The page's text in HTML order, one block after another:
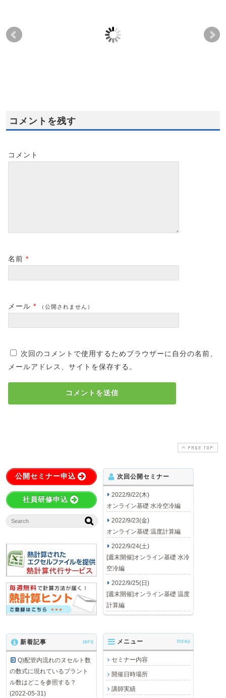
コメントを残す
コメント
名前 *
メール * （公開されません）
次回のコメントで使用するためブラウザーに自分の名前、
メールアドレス、サイトを保存する。
PAGE TOP
公開セミナー申込
社員研修申込
次回公開セミナー
2022/9/22(木)
オンライン基礎 水冷空冷編
2022/9/23(金)
オンライン基礎 温度計算編
2022/9/24(土)
[週末開催]オンライン基礎 水冷
空冷編
2022/9/25(日)
[週末開催]オンライン基礎 温度
計算編
メニュー MENU
セミナー内容
開催日時場所
講師実績
新着記事 INFO
Q)配管内流れのヌセルト数
の数式に現れているプラント
ル数はどこを参照する？
(2022-05-31)